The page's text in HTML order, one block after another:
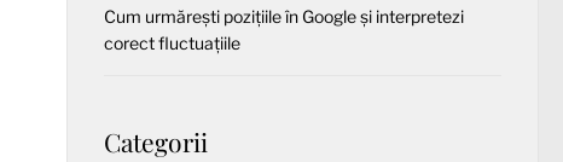
Cum urmărești pozițiile în Google și interpretezi
corect fluctuațiile
Categorii